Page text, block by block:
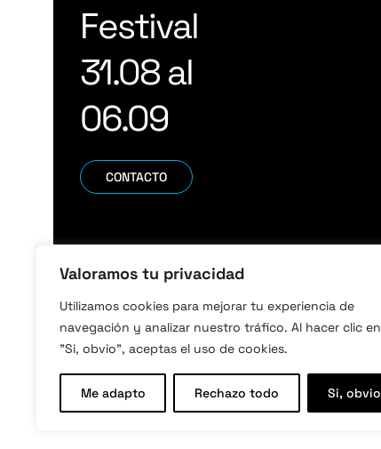
Valoramos tu privacidad
Utilizamos cookies para mejorar tu experiencia de
navegación y analizar nuestro tráfico. Al hacer clic en
"Si, obvio", aceptas el uso de cookies.
Me adapto Rechazo todo Si, obvio
Festival
31.08 al
06.09
CONTACTO